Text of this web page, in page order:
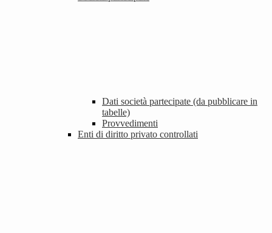
Dati società partecipate (da pubblicare in
tabelle)
Provvedimenti
Enti di diritto privato controllati